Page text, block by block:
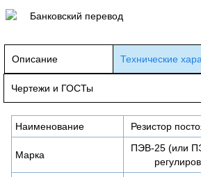
Банковский перевод
Описание Технические
Чертежи и ГОСТы
Наименование Резистор
Марка
ПЭВ-25 (или